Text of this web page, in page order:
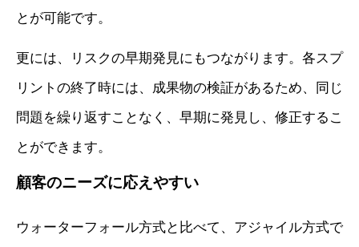
とが可能です。
更には、リスクの早期発見にもつながります。各スプ
リントの終了時には、成果物の検証があるため、同じ
問題を繰り返すことなく、早期に発見し、修正するこ
とができます。
顧客のニーズに応えやすい
ウォーターフォール方式と比べて、アジャイル方式で